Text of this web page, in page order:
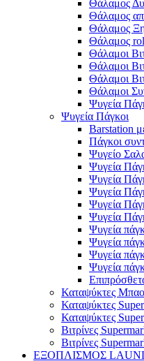
Θάλαμος
Θάλαμος
Θάλαμος
Θάλαμος
Θάλαμοι
Θάλαμοι
Θάλαμοι
Θάλαμοι
Ψυγεία
Ψυγεία Πάγκοι
Barstation
Πάγκοι
Ψυγείο
Ψυγεία
Ψυγεία
Ψυγεία
Ψυγεία
Ψυγεία
Ψυγεία
Ψυγεία
Ψυγεία
Ψυγεία
Καταψύκτες
Καταψύκτες
Καταψύκτες
Βιτρίνες
Βιτρίνες
ΕΞΟΠΛΙΣΜΟΣ